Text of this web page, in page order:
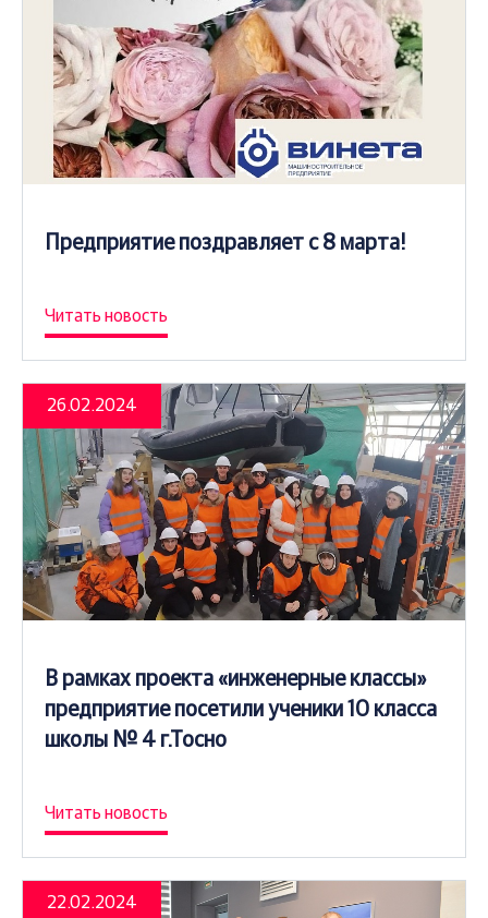
Предприятие поздравляет с 8 марта!
Читать новость
26.02.2024
В рамках проекта «инженерные классы»
предприятие посетили ученики 10 класса
школы № 4 г.Тосно
Читать новость
22.02.2024